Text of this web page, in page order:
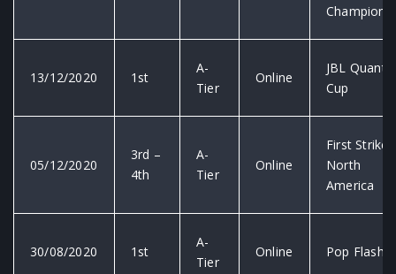
13/12/2020 1st
A-
Tier
Online
JBL
Cup
05/12/2020
3rd –
4th
A-
Tier
Online
First Strike
North
America
30/08/2020 1st
A-
Tier
Online Pop Flash